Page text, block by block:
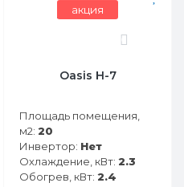
акция
Oasis H-7
Площадь помещения,
м2: 20
Инвертор: Нет
Охлаждение, кВт: 2.3
Обогрев, кВт: 2.4